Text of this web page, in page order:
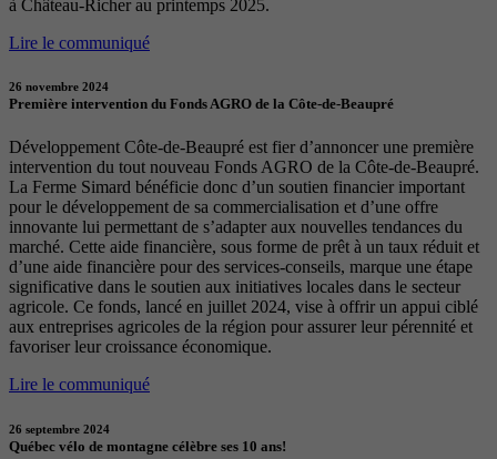
à Château-Richer au printemps 2025.
Lire le communiqué
26 novembre 2024
Première intervention du Fonds AGRO de la Côte-de-Beaupré
Développement Côte-de-Beaupré est fier d’annoncer une première
intervention du tout nouveau Fonds AGRO de la Côte-de-Beaupré.
La Ferme Simard bénéficie donc d’un soutien financier important
pour le développement de sa commercialisation et d’une offre
innovante lui permettant de s’adapter aux nouvelles tendances du
marché. Cette aide financière, sous forme de prêt à un taux réduit et
d’une aide financière pour des services-conseils, marque une étape
significative dans le soutien aux initiatives locales dans le secteur
agricole. Ce fonds, lancé en juillet 2024, vise à offrir un appui ciblé
aux entreprises agricoles de la région pour assurer leur pérennité et
favoriser leur croissance économique.
Lire le communiqué
26 septembre 2024
Québec vélo de montagne célèbre ses 10 ans!